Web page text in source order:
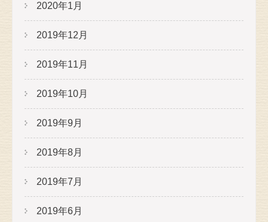
2020年1月
2019年12月
2019年11月
2019年10月
2019年9月
2019年8月
2019年7月
2019年6月